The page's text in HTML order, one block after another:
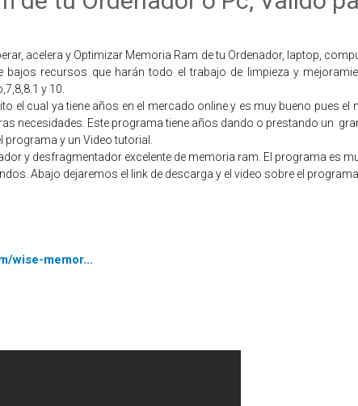
acelera y Optimizar Memoria Ram de tu Ordenador, laptop,
recursos que harán todo el trabajo de limpieza y
y 10.
el cual ya tiene años en el mercado online y es muy bueno pues el
necesidades. Este programa tiene años dando o prestando un
y un Video tutorial.
y desfragmentador excelente de memoria ram. El programa es
Abajo dejaremos el link de descarga y el video sobre el programa.
wise-memor...